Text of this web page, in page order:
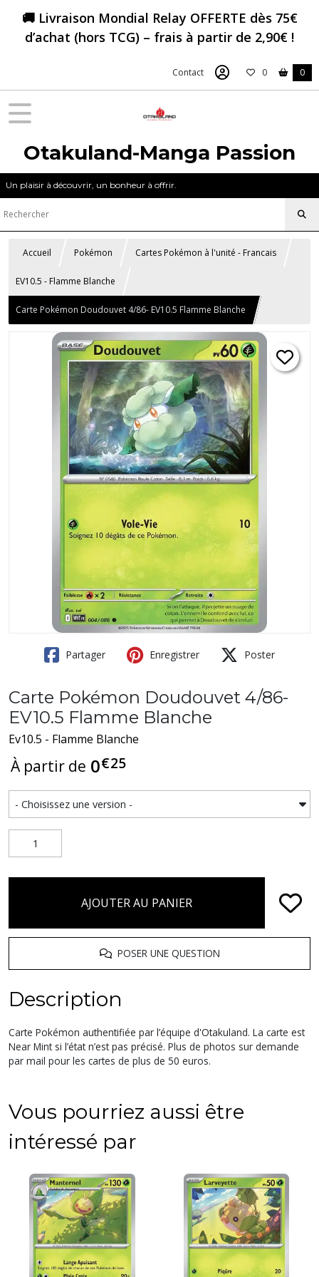
🚚 Livraison Mondial Relay OFFERTE dès 75€
d’achat (hors TCG) – frais à partir de 2,90€ !
Contact 0 0
Otakuland-Manga Passion
Un plaisir à découvrir, un bonheur à offrir.
Accueil Pokémon Cartes Pokémon à l'unité - Francais
EV10.5 - Flamme Blanche
Carte Pokémon Doudouvet 4/86- EV10.5 Flamme Blanche
Partager Enregistrer Poster
Carte Pokémon Doudouvet 4/86-
EV10.5 Flamme Blanche
Ev10.5 - Flamme Blanche
À partir de 0€25
AJOUTER AU PANIER
POSER UNE QUESTION
Description
Carte Pokémon authentifiée par l’équipe d'Otakuland. La carte est
Near Mint si l’état n’est pas précisé. Plus de photos sur demande
par mail pour les cartes de plus de 50 euros.
Vous pourriez aussi être
intéressé par